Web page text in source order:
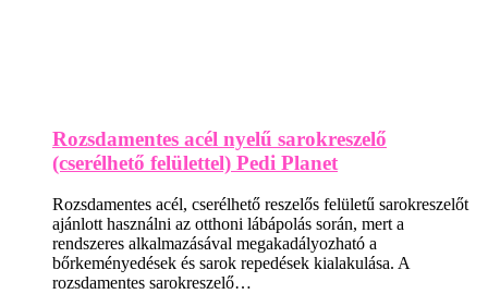
Rozsdamentes acél nyelű sarokreszelő
(cserélhető felülettel) Pedi Planet
Rozsdamentes acél, cserélhető reszelős felületű sarokreszelőt
ajánlott használni az otthoni lábápolás során, mert a
rendszeres alkalmazásával megakadályozható a
bőrkeményedések és sarok repedések kialakulása. A
rozsdamentes sarokreszelő…